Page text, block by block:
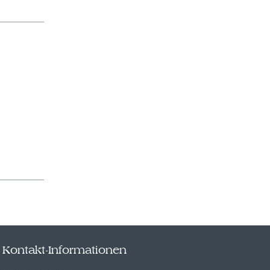
Kontakt-Informationen